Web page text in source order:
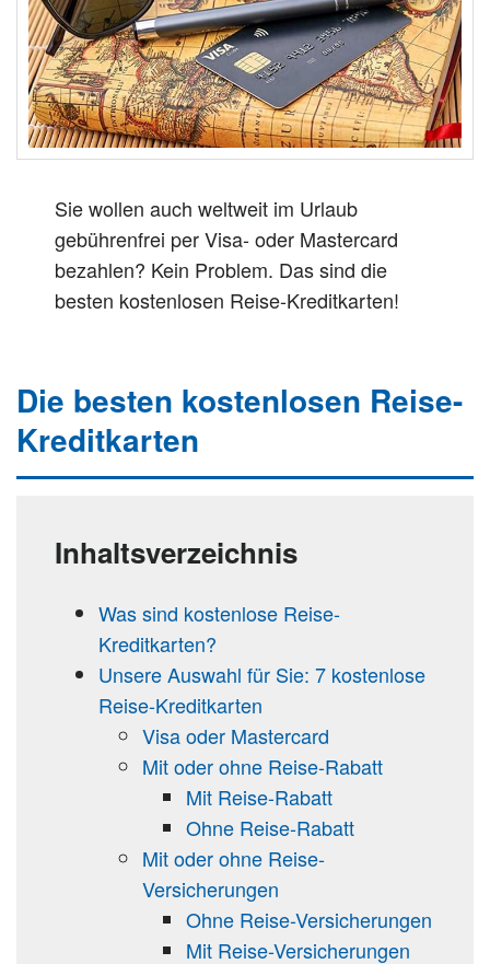
o
n
Sie wollen auch weltweit im Urlaub
gebührenfrei per Visa- oder Mastercard
bezahlen? Kein Problem. Das sind die
besten kostenlosen Reise-Kreditkarten!
Die besten kostenlosen Reise-
Kreditkarten
Inhaltsverzeichnis
Was sind kostenlose Reise-
Kreditkarten?
Unsere Auswahl für Sie: 7 kostenlose
Reise-Kreditkarten
Visa oder Mastercard
Mit oder ohne Reise-Rabatt
Mit Reise-Rabatt
Ohne Reise-Rabatt
Mit oder ohne Reise-
Versicherungen
Ohne Reise-Versicherungen
Mit Reise-Versicherungen